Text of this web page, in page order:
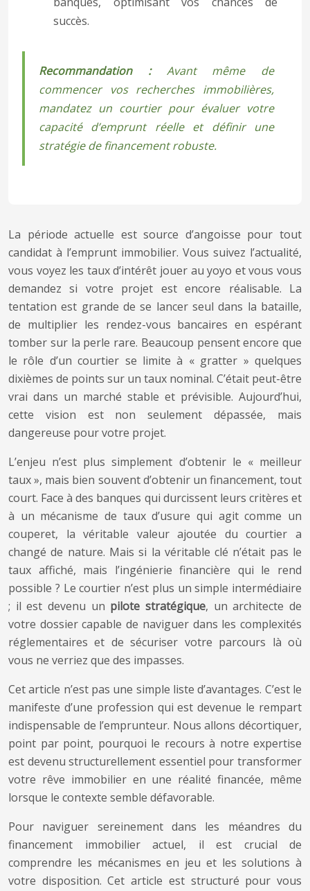
succès.
Recommandation :Avant même de
commencer vos recherches immobilières,
mandatez un courtier pour évaluer votre
capacité d’emprunt réelle et définir une
stratégie de financement robuste.
La période actuelle est source d’angoisse pour tout
candidat à l’emprunt immobilier. Vous suivez l’actualité,
vous voyez les taux d’intérêt jouer au yoyo et vous vous
demandez si votre projet est encore réalisable. La
tentation est grande de se lancer seul dans la bataille,
de multiplier les rendez-vous bancaires en espérant
tomber sur la perle rare. Beaucoup pensent encore que
le rôle d’un courtier se limite à « gratter » quelques
dixièmes de points sur un taux nominal. C’était peut-être
vrai dans un marché stable et prévisible. Aujourd’hui,
cette vision est non seulement dépassée, mais
dangereuse pour votre projet.
L’enjeu n’est plus simplement d’obtenir le « meilleur
taux », mais bien souvent d’obtenir un financement, tout
court. Face à des banques qui durcissent leurs critères et
à un mécanisme de taux d’usure qui agit comme un
couperet, la véritable valeur ajoutée du courtier a
changé de nature. Mais si la véritable clé n’était pas le
taux affiché, mais l’ingénierie financière qui le rend
possible ? Le courtier n’est plus un simple intermédiaire
; il est devenu un pilote stratégique, un architecte de
votre dossier capable de naviguer dans les complexités
réglementaires et de sécuriser votre parcours là où
vous ne verriez que des impasses.
Cet article n’est pas une simple liste d’avantages. C’est le
manifeste d’une profession qui est devenue le rempart
indispensable de l’emprunteur. Nous allons décortiquer,
point par point, pourquoi le recours à notre expertise
est devenu structurellement essentiel pour transformer
votre rêve immobilier en une réalité financée, même
lorsque le contexte semble défavorable.
Pour naviguer sereinement dans les méandres du
financement immobilier actuel, il est crucial de
comprendre les mécanismes en jeu et les solutions à
votre disposition. Cet article est structuré pour vous